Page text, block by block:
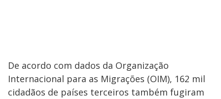
De acordo com dados da Organização
Internacional para as Migrações (OIM), 162 mil
cidadãos de países terceiros também fugiram